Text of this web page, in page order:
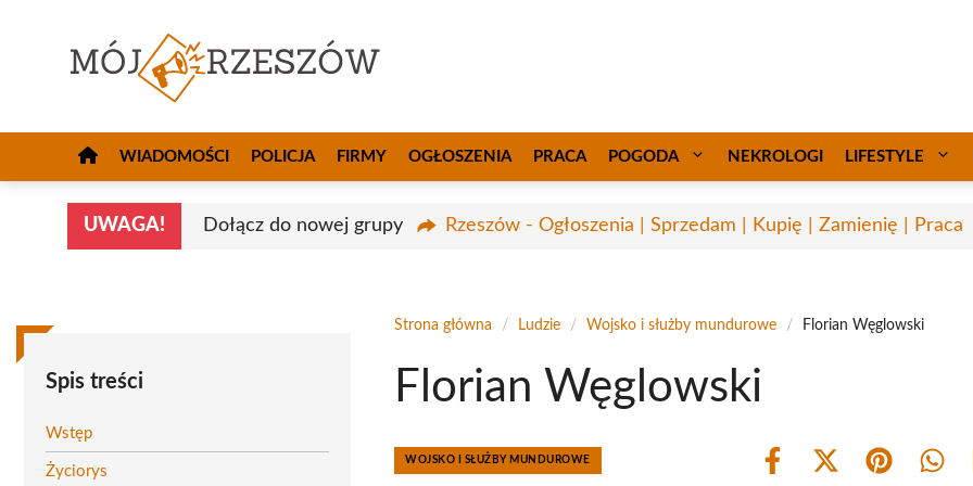
WIADOMOŚCI POLICJA FIRMY OGŁOSZENIA PRACA POGODA NEKROLOGI LIFESTYLE
UWAGA! Dołącz do nowej grupy Rzeszów - Ogłoszenia | Sprzedam | Kupię | Zamienię | Praca
Spis treści
Wstęp
Życiorys
Strona główna / Ludzie / Wojsko i służby mundurowe / Florian Węglowski
Florian Węglowski
WOJSKO I SŁUŻBY MUNDUROWE
Share
Share Share Share